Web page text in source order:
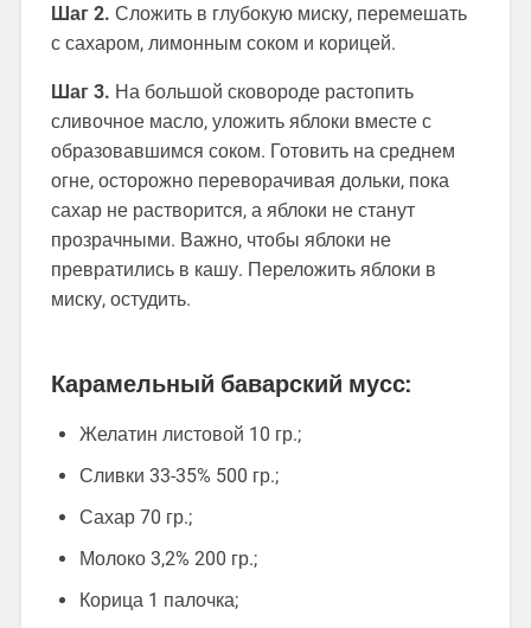
Шаг 2. Сложить в глубокую миску, перемешать
с сахаром, лимонным соком и корицей.
Шаг 3. На большой сковороде растопить
сливочное масло, уложить яблоки вместе с
образовавшимся соком. Готовить на среднем
огне, осторожно переворачивая дольки, пока
сахар не растворится, а яблоки не станут
прозрачными. Важно, чтобы яблоки не
превратились в кашу. Переложить яблоки в
миску, остудить.
Карамельный баварский мусс:
Желатин листовой 10 гр.;
Сливки 33-35% 500 гр.;
Сахар 70 гр.;
Молоко 3,2% 200 гр.;
Корица 1 палочка;